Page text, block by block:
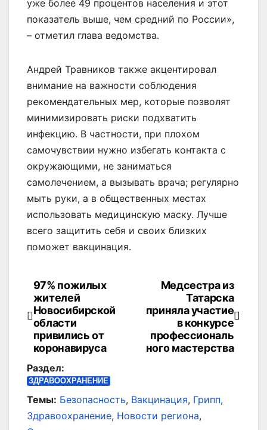
уже более 49 процентов населения и этот
показатель выше, чем средний по России»,
– отметил глава ведомства.
Андрей Травников также акцентировал
внимание на важности соблюдения
рекомендательных мер, которые позволят
минимизировать риски подхватить
инфекцию. В частности, при плохом
самочувствии нужно избегать контакта с
окружающими, не заниматься
самолечением, а вызывать врача; регулярно
мыть руки, а в общественных местах
использовать медицинскую маску. Лучше
всего защитить себя и своих близких
поможет вакцинация.
Навигация
по
записям
Медсестра из
Татарска
приняла участие
в конкурсе
профессиональ
ного мастерства
97% пожилых
жителей
Новосибирской
области
привились от
коронавируса
Раздел:
ЗДРАВООХРАНЕНИЕ
Темы: Безопасность, Вакцинация, Грипп,
Здравоохранение, Новости региона,